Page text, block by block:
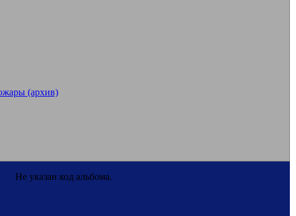
(архив)
Не указан код альбома.